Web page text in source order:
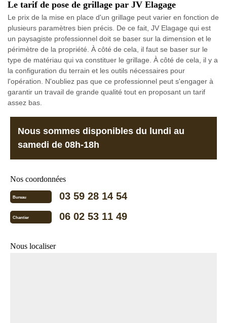
Le tarif de pose de grillage par JV Elagage
Le prix de la mise en place d'un grillage peut varier en fonction de
plusieurs paramètres bien précis. De ce fait, JV Elagage qui est
un paysagiste professionnel doit se baser sur la dimension et le
périmètre de la propriété. À côté de cela, il faut se baser sur le
type de matériau qui va constituer le grillage. À côté de cela, il y a
la configuration du terrain et les outils nécessaires pour
l'opération. N'oubliez pas que ce professionnel peut s'engager à
garantir un travail de grande qualité tout en proposant un tarif
assez bas.
Nous sommes disponibles du lundi au
samedi de 08h-18h
Nos coordonnées
Bureau 03 59 28 14 54
Chantier 06 02 53 11 49
Nous localiser